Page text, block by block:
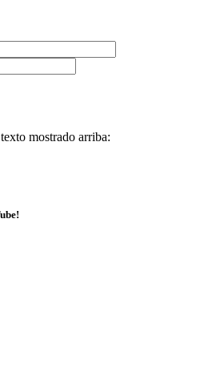
mostrado arriba: